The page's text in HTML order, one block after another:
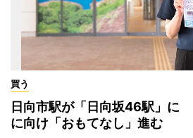
買う
日向市駅が「日向坂46駅」に
に向け「おもてなし」進む